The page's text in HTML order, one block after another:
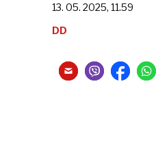
13. 05. 2025, 11.59
DD